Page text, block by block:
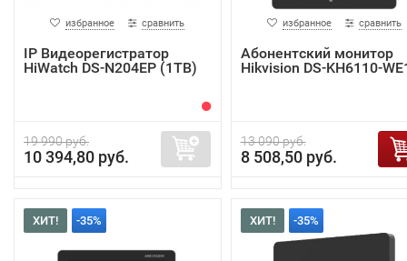
избранное сравнить
IP Видеорегистратор
HiWatch DS-N204EP (1TB)
19 990 руб.
10 394,80 руб.
избранное сравнить
Абонентский монитор
Hikvision DS-KH6110-
13 090 руб.
8 508,50 руб.
ХИТ! -35% ХИТ! -35%